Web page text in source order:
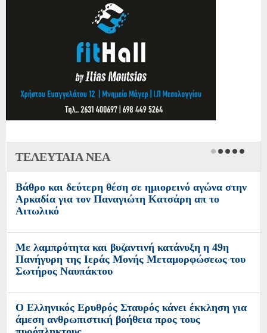
ΤΕΛΕΥΤΑΙΑ ΝΕΑ
Βάθρο και δεύτερη θέση σε ημιορεινό αγώνα στην
Αρκαδία για τον Παναγιώτη Κατσάρη απ το
Αιτωλικό
Με λαμπρότητα και βυζαντινή κατάνυξη η 49η
Πανήγυρη της Ιεράς Μονής Μεταμορφώσεως του
Σωτήρος Ναυπάκτου
Ο Ελληνικός Ερυθρός Σταυρός κάνει έκκληση για
άμεση ανθρωπιστική βοήθεια προς τους